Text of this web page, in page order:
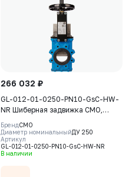
266 032 ₽
GL-012-01-0250-PN10-GsC-HW-
NR Шиберная задвижка CMO,
серия GL, DN0250, PN10, штурвал,
выдвижной шток, корпус GJS-
500-7 (GGG50), нож AISI304,
седловое уплотнение Natural
БрендCMO
Диаметр номинальныйДУ 250
Артикул
GL-012-01-0250-PN10-GsC-HW-NR
В наличии